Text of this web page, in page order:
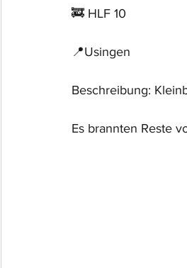
🚒 HLF 10
📍Usingen
Es brannten Reste